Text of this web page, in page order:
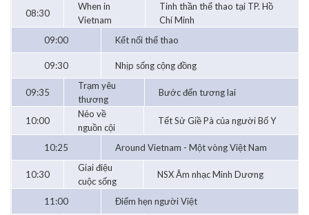
08:30
When in
Vietnam
Tinh thần thể thao tại TP. Hồ
Chí Minh
09:00
Kết nối thể thao
09:30 Nhịp sống cộng đồng
09:35
Trạm yêu
thương
Bước đến tương lai
10:00
Nẻo về
nguồn cội
Tết Sử Giề Pà của người Bố Y
10:25 Around Vietnam - Một vòng Việt Nam
10:30
Giai điệu
cuộc sống
NSX Âm nhạc Minh Dương
11:00 Điểm hẹn người Việt